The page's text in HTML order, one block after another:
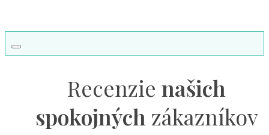
Recenzie našich
spokojných zákazníkov